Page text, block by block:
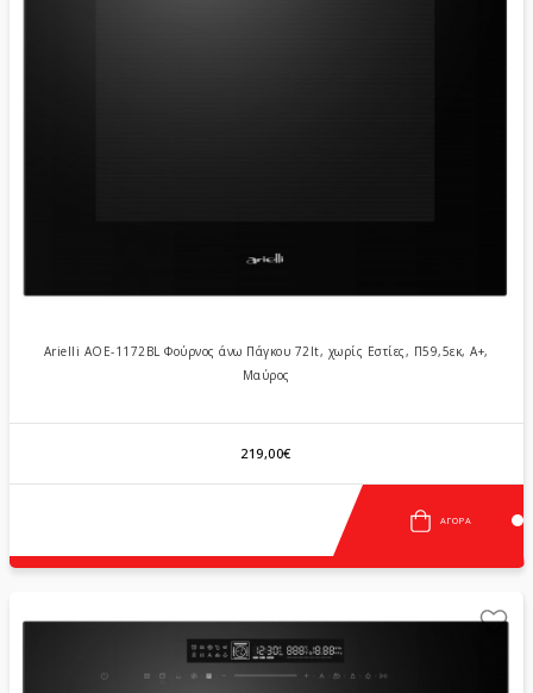
Arielli AOE-1172BL Φούρνος άνω Πάγκου 72lt, χωρίς Εστίες, Π59,5εκ, Α+,
Μαύρος
219,00€
ΑΓΟΡΆ